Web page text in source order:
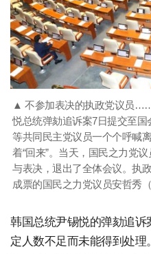
▲ 不参加表决的执政党议员
悦总统弹劾追诉案7日提交至
等共同民主党议员一个个呼喊
着“回来”。当天，国民之力党
与表决，退出了全体会议。执
成票的国民之力党议员安哲秀
韩国总统尹锡悦的弹劾追
定人数不足而未能得到处